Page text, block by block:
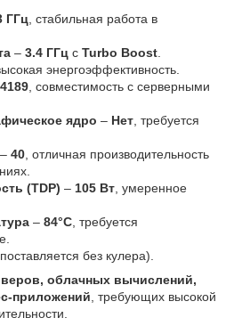
ГГц , стабильная работа в
– 3.4 ГГц с Turbo Boost
энергоэффективность.
, совместимость с серверными
ядро – Нет , требуется
– 40 , отличная производительность
(TDP) – 105 Вт , умеренное
– 84°C , требуется
без кулера).
облачных вычислений,
приложений , требующих высокой